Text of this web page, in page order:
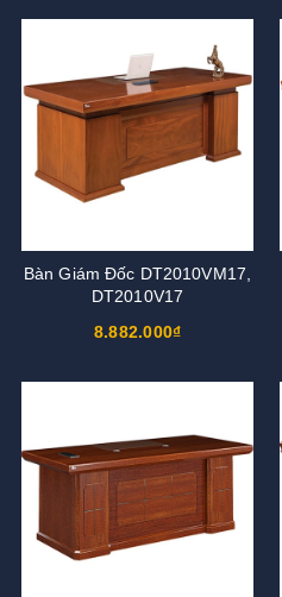
Bàn Giám Đốc DT2010VM17,
DT2010V17
8.882.000₫